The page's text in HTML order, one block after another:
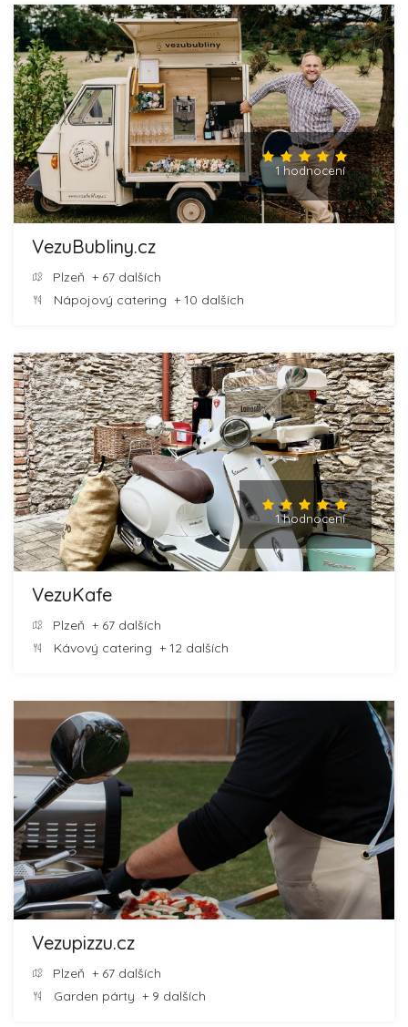
1 hodnocení
VezuBubliny.cz
Plzeň + 67 dalších
Nápojový catering + 10 dalších
1 hodnocení
VezuKafe
Plzeň + 67 dalších
Kávový catering + 12 dalších
Vezupizzu.cz
Plzeň + 67 dalších
Garden párty + 9 dalších